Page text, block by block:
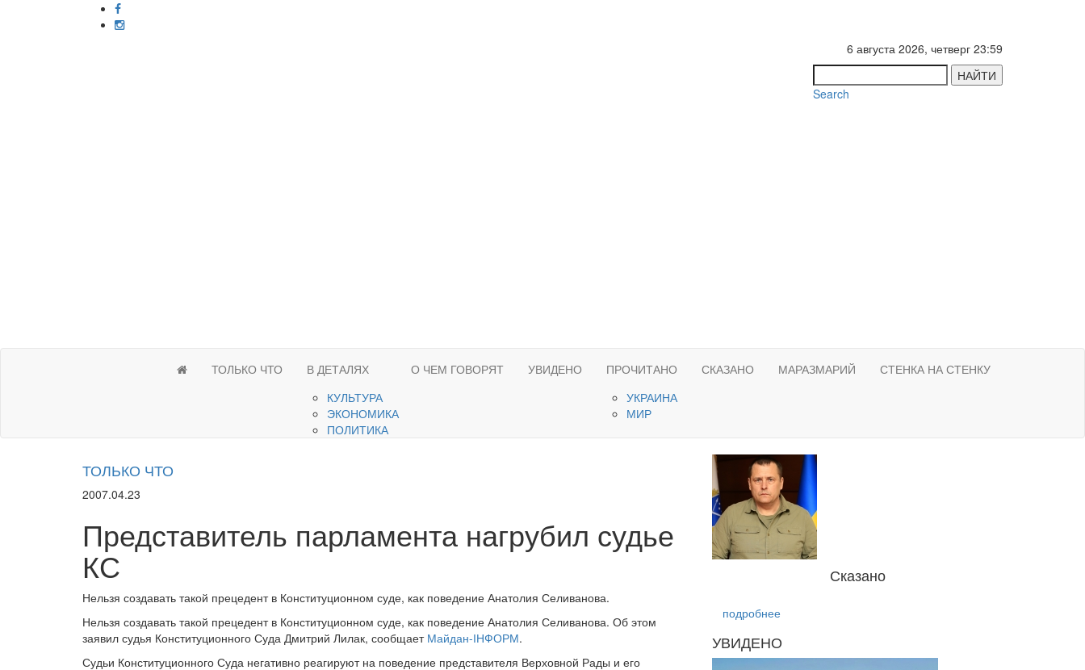
6 августа 2026, четверг 23:59
НАЙТИ
Search
ТОЛЬКО ЧТО
В ДЕТАЛЯХ
КУЛЬТУРА
ЭКОНОМИКА
ПОЛИТИКА
О ЧЕМ ГОВОРЯТ УВИДЕНО
ПРОЧИТАНО
УКРАИНА
МИР
СКАЗАНО МАРАЗМАРИЙ СТЕНКА НА СТЕНКУ
ТОЛЬКО ЧТО
2007.04.23
Представитель парламента нагрубил судье
КС
Нельзя создавать такой прецедент в Конституционном суде, как поведение Анатолия Селиванова.
Нельзя создавать такой прецедент в Конституционном суде, как поведение Анатолия Селиванова. Об этом
заявил судья Конституционного Суда Дмитрий Лилак, сообщает Майдан-ІНФОРМ.
Судьи Конституционного Суда негативно реагируют на поведение представителя Верховной Рады и его
Сказано
подробнее
УВИДЕНО